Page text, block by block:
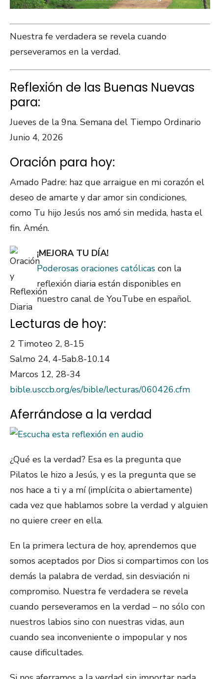
Nuestra fe verdadera se revela cuando
perseveramos en la verdad.
Reflexión de las Buenas Nuevas
para:
Jueves de la 9na. Semana del Tiempo Ordinario
Junio 4, 2026
Oración para hoy:
Amado Padre: haz que arraigue en mi corazón el
deseo de amarte y dar amor sin condiciones,
como Tu hijo Jesús nos amó sin medida, hasta el
fin. Amén.
¡MEJORA TU DÍA!
Poderosas oraciones católicas con la
reflexión diaria están disponibles en
nuestro canal de YouTube en español.
Lecturas de hoy:
2 Timoteo 2, 8-15
Salmo 24, 4-5ab.8-10.14
Marcos 12, 28-34
bible.usccb.org/es/bible/lecturas/060426.cfm
Aferrándose a la verdad
¿Qué es la verdad? Esa es la pregunta que
Pilatos le hizo a Jesús, y es la pregunta que se
nos hace a ti y a mí (implícita o abiertamente)
cada vez que hablamos sobre la verdad y alguien
no quiere creer en ella.
En la primera lectura de hoy, aprendemos que
somos aceptados por Dios si compartimos con los
demás la palabra de verdad, sin desviación ni
compromiso. Nuestra fe verdadera se revela
cuando perseveramos en la verdad – no sólo con
nuestros labios sino con nuestras vidas, aun
cuando sea inconveniente o impopular y nos
cause dificultades.